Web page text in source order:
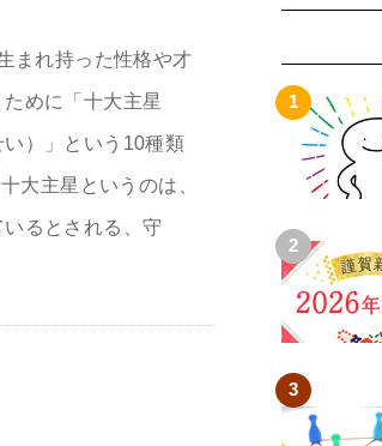
まれ持った性格や才
めに「十大主星
い）」という10種類
大主星というのは、
るとされる、守